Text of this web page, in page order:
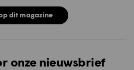
dit magazine
onze nieuwsbrief